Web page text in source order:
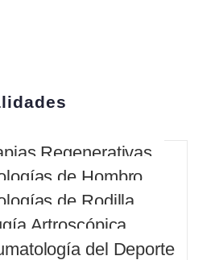
Regenerativas
de Hombro
de Rodilla
Artroscópica
del Deporte